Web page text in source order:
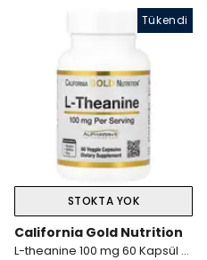
Tükendi
STOKTA YOK
California Gold Nutrition
L-theanine 100 mg 60 Kapsül AlphaWave